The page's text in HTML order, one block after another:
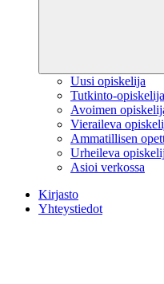
Uusi opiskelija
Tutkinto-opiskelija
Avoimen
Vieraileva
Ammatillisen
Urheileva
Asioi verkossa
Kirjasto
Yhteystiedot